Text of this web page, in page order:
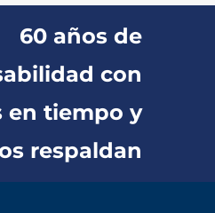
60 años de
con
en tiempo y
respaldan